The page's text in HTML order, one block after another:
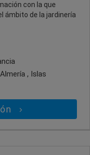
con la que
ámbito de la jardinería
, Islas